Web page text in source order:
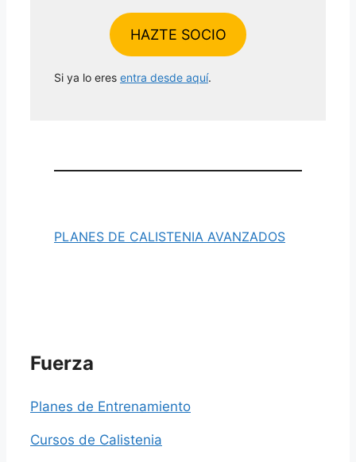
HAZTE SOCIO
Si ya lo eres entra desde aquí.
PLANES DE CALISTENIA AVANZADOS
Fuerza
Planes de Entrenamiento
Cursos de Calistenia